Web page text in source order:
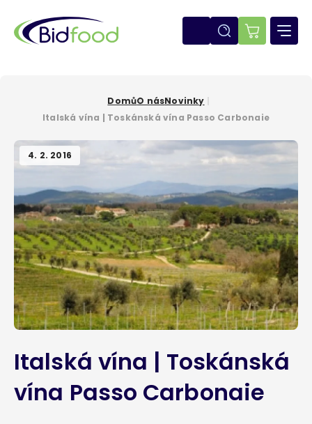
hlavnímu
obsahu
E-
Drobečková
navigace
DomůO násNovinky
Italská vína | Toskánská vína Passo Carbonaie
4. 2. 2016
Italská vína | Toskánská
vína Passo Carbonaie